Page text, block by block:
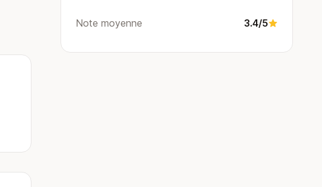
Note moyenne 3.4/5